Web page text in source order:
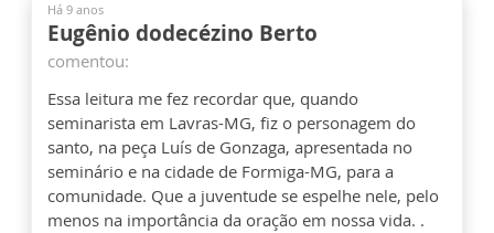
Há 9 anos
Eugênio dodecézino Berto
comentou:
Essa leitura me fez recordar que, quando
seminarista em Lavras-MG, fiz o personagem do
santo, na peça Luís de Gonzaga, apresentada no
seminário e na cidade de Formiga-MG, para a
comunidade. Que a juventude se espelhe nele, pelo
menos na importância da oração em nossa vida. .